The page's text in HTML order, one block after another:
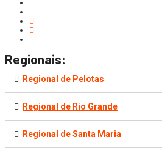
Regionais:
Regional de Pelotas
Regional de Rio Grande
Regional de Santa Maria